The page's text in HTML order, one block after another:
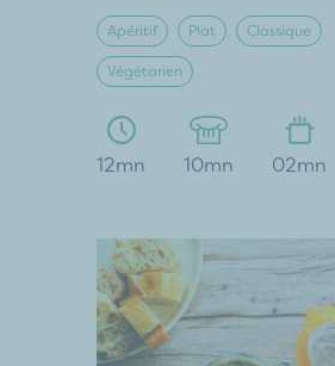
Apéritif Plat Classique
Végétarien
12mn 10mn 02mn